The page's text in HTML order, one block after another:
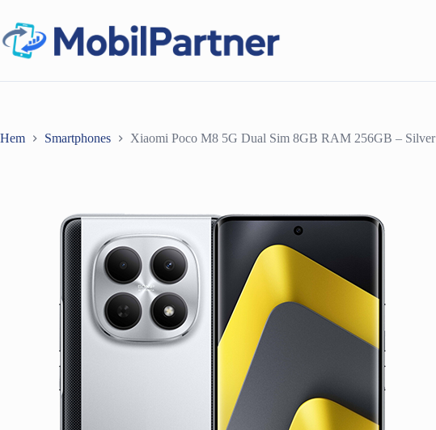
innehåll
Hem Smartphones Xiaomi Poco M8 5G Dual Sim 8GB RAM 256GB – Silver